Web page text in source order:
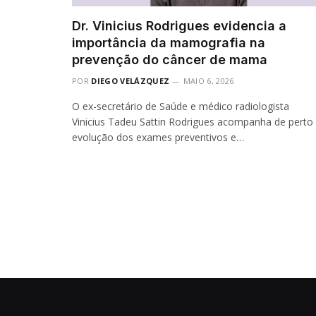
Dr. Vinicius Rodrigues evidencia a
importância da mamografia na
prevenção do câncer de mama
POR DIEGO VELÁZQUEZ MAIO 6, 2026
O ex-secretário de Saúde e médico radiologista
Vinicius Tadeu Sattin Rodrigues acompanha de perto
evolução dos exames preventivos e…